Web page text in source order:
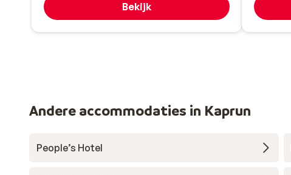
Bekijk
Andere accommodaties in Kaprun
People’s Hotel